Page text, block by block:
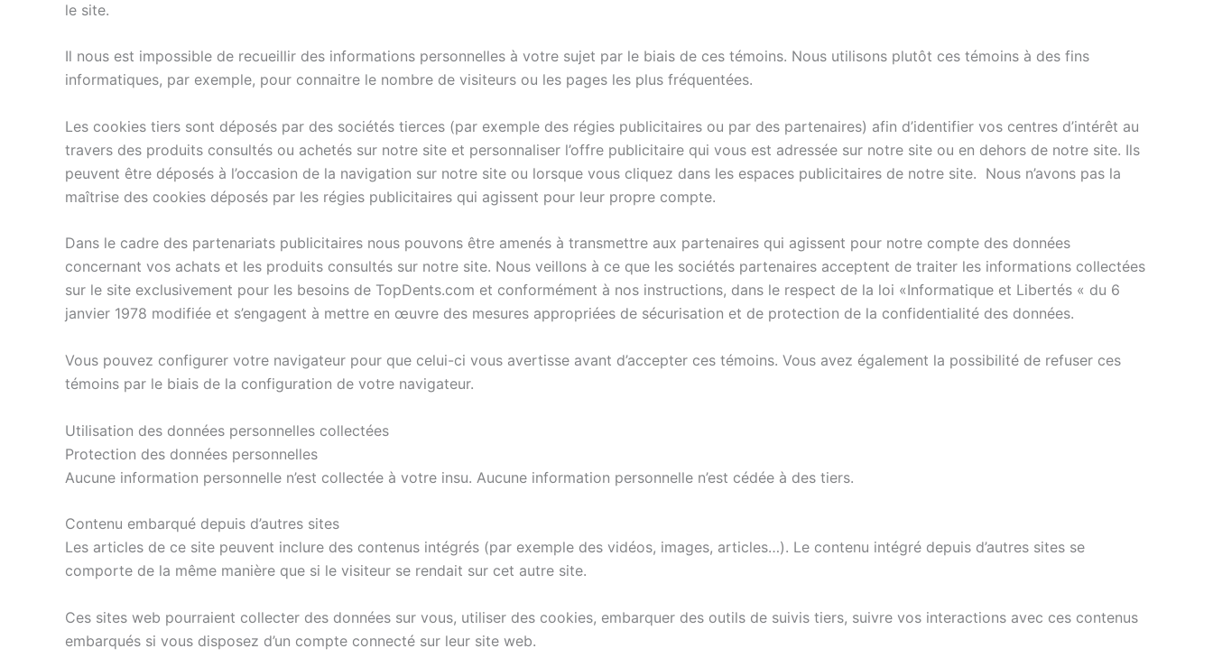
le site.
Il nous est impossible de recueillir des informations personnelles à votre sujet par le biais de ces témoins. Nous utilisons plutôt ces témoins à des fins
informatiques, par exemple, pour connaitre le nombre de visiteurs ou les pages les plus fréquentées.
Les cookies tiers sont déposés par des sociétés tierces (par exemple des régies publicitaires ou par des partenaires) afin d’identifier vos centres d’intérêt au
travers des produits consultés ou achetés sur notre site et personnaliser l’offre publicitaire qui vous est adressée sur notre site ou en dehors de notre site. Ils
peuvent être déposés à l’occasion de la navigation sur notre site ou lorsque vous cliquez dans les espaces publicitaires de notre site. Nous n’avons pas la
maîtrise des cookies déposés par les régies publicitaires qui agissent pour leur propre compte.
Dans le cadre des partenariats publicitaires nous pouvons être amenés à transmettre aux partenaires qui agissent pour notre compte des données
concernant vos achats et les produits consultés sur notre site. Nous veillons à ce que les sociétés partenaires acceptent de traiter les informations collectées
sur le site exclusivement pour les besoins de TopDents.com et conformément à nos instructions, dans le respect de la loi «Informatique et Libertés « du 6
janvier 1978 modifiée et s’engagent à mettre en œuvre des mesures appropriées de sécurisation et de protection de la confidentialité des données.
Vous pouvez configurer votre navigateur pour que celui-ci vous avertisse avant d’accepter ces témoins. Vous avez également la possibilité de refuser ces
témoins par le biais de la configuration de votre navigateur.
Utilisation des données personnelles collectées
Protection des données personnelles
Aucune information personnelle n’est collectée à votre insu. Aucune information personnelle n’est cédée à des tiers.
Contenu embarqué depuis d’autres sites
Les articles de ce site peuvent inclure des contenus intégrés (par exemple des vidéos, images, articles…). Le contenu intégré depuis d’autres sites se
comporte de la même manière que si le visiteur se rendait sur cet autre site.
Ces sites web pourraient collecter des données sur vous, utiliser des cookies, embarquer des outils de suivis tiers, suivre vos interactions avec ces contenus
embarqués si vous disposez d’un compte connecté sur leur site web.